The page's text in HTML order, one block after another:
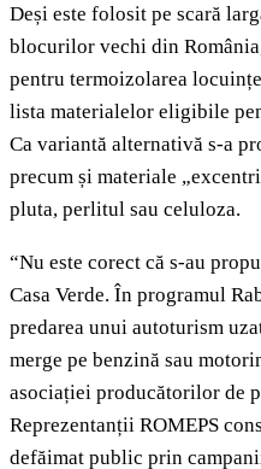
Deși este folosit pe scară
blocurilor vechi din
pentru termoizolarea
lista materialelor eligibile
Ca variantă alternativă s-a
precum și materiale
pluta, perlitul sau celuloza.
“Nu este corect că s-au
Casa Verde. În programul
predarea unui autoturism
merge pe benzină sau
asociației producătorilor de
Reprezentanții ROMEPS
defăimat public prin